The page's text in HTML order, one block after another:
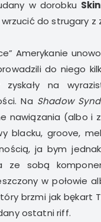
w dorobku
do strugary z
Amerykanie
do niego
zyskały na
Na Shadow
nawiązania (albo i
blacku, groove,
ja bym
ze sobą
w połowie
brzmi jak
ostatni riff.